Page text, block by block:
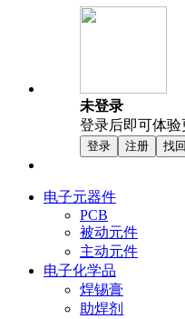
未登录
登录后即可体验
登录 注册 找
电子元器件
PCB
被动元件
主动元件
电子化学品
焊锡膏
助焊剂